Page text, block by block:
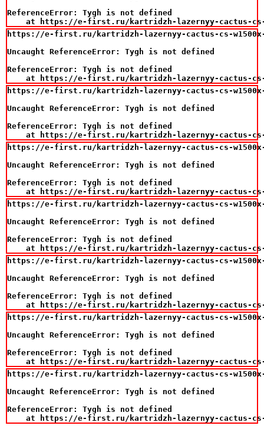
ReferenceError: Tygh is not defined
at https://e-first.ru/kartridzh-lazernyy-cactus-
https://e-first.ru/kartridzh-lazernyy-cactus-cs-w1500x-
Uncaught ReferenceError: Tygh is not defined
ReferenceError: Tygh is not defined
at https://e-first.ru/kartridzh-lazernyy-cactus-
https://e-first.ru/kartridzh-lazernyy-cactus-cs-w1500x-
Uncaught ReferenceError: Tygh is not defined
ReferenceError: Tygh is not defined
at https://e-first.ru/kartridzh-lazernyy-cactus-
https://e-first.ru/kartridzh-lazernyy-cactus-cs-w1500x-
Uncaught ReferenceError: Tygh is not defined
ReferenceError: Tygh is not defined
at https://e-first.ru/kartridzh-lazernyy-cactus-
https://e-first.ru/kartridzh-lazernyy-cactus-cs-w1500x-
Uncaught ReferenceError: Tygh is not defined
ReferenceError: Tygh is not defined
at https://e-first.ru/kartridzh-lazernyy-cactus-
https://e-first.ru/kartridzh-lazernyy-cactus-cs-w1500x-
Uncaught ReferenceError: Tygh is not defined
ReferenceError: Tygh is not defined
at https://e-first.ru/kartridzh-lazernyy-cactus-
https://e-first.ru/kartridzh-lazernyy-cactus-cs-w1500x-
Uncaught ReferenceError: Tygh is not defined
ReferenceError: Tygh is not defined
at https://e-first.ru/kartridzh-lazernyy-cactus-
https://e-first.ru/kartridzh-lazernyy-cactus-cs-w1500x-
Uncaught ReferenceError: Tygh is not defined
ReferenceError: Tygh is not defined
at https://e-first.ru/kartridzh-lazernyy-cactus-